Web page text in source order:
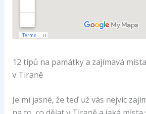
12 tipů na památky a zajímavá
v Tiraně
Je mi jasné, že teď už vás nejvíc